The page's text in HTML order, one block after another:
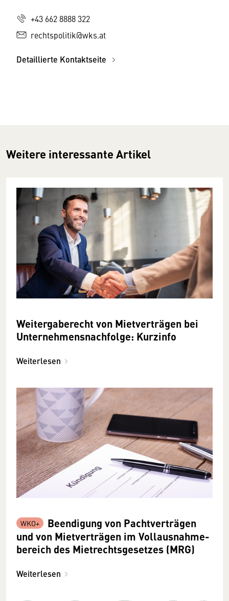
+43 662 8888 322
rechtspolitik@wks.at
Detaillierte Kontaktseite
Weitere interessante Artikel
Weitergabe­r­echt von Mietverträgen bei
Unternehmens­nachfolge: Kurzinfo
Weiterlesen
Be­­endigung von Pacht­ver­trägen
und von Miet­ver­trägen im Voll­ausnahme­­
be­reich des Miet­rechts­­­gesetzes (MRG)
Weiterlesen